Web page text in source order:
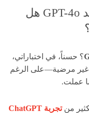
جودة شات جي بي تي الجديد GPT-4o هل
؟ حسناً، في اختباراتي،
غير مرضية—على الرغم
عملت.
من
تجربة ChatGPT